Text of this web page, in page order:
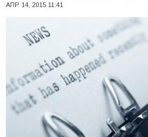
ΑΠΡ 14, 2015 11:41